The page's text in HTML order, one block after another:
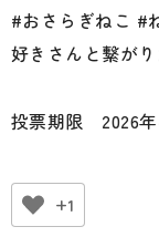
#おさらぎねこ #
好きさんと繋が
投票期限 2026年
+1